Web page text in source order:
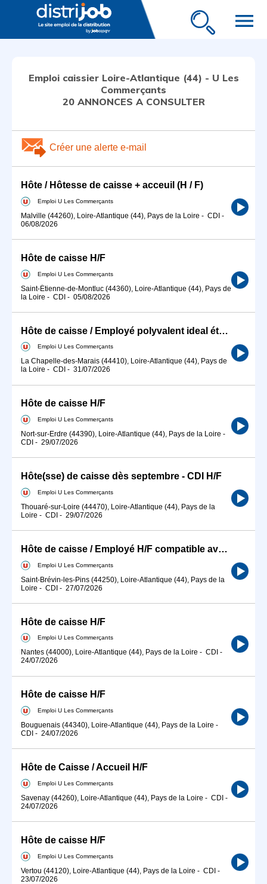
menu
Emploi caissier Loire-Atlantique (44) - U Les
Commerçants
20 ANNONCES A CONSULTER
Créer une alerte e-mail
Hôte / Hôtesse de caisse + acceuil (H / F)
Emploi U Les Commerçants
Malville (44260), Loire-Atlantique (44), Pays de la Loire - CDI -
06/08/2026
Hôte de caisse H/F
Emploi U Les Commerçants
Saint-Étienne-de-Montluc (44360), Loire-Atlantique (44), Pays de
la Loire - CDI - 05/08/2026
Hôte de caisse / Employé polyvalent ideal étudiant H/F
Emploi U Les Commerçants
La Chapelle-des-Marais (44410), Loire-Atlantique (44), Pays de
la Loire - CDI - 31/07/2026
Hôte de caisse H/F
Emploi U Les Commerçants
Nort-sur-Erdre (44390), Loire-Atlantique (44), Pays de la Loire -
CDI - 29/07/2026
Hôte(sse) de caisse dès septembre - CDI H/F
Emploi U Les Commerçants
Thouaré-sur-Loire (44470), Loire-Atlantique (44), Pays de la
Loire - CDI - 29/07/2026
Hôte de caisse / Employé H/F compatible avec horaires étudiants
Emploi U Les Commerçants
Saint-Brévin-les-Pins (44250), Loire-Atlantique (44), Pays de la
Loire - CDI - 27/07/2026
Hôte de caisse H/F
Emploi U Les Commerçants
Nantes (44000), Loire-Atlantique (44), Pays de la Loire - CDI -
24/07/2026
Hôte de caisse H/F
Emploi U Les Commerçants
Bouguenais (44340), Loire-Atlantique (44), Pays de la Loire -
CDI - 24/07/2026
Hôte de Caisse / Accueil H/F
Emploi U Les Commerçants
Savenay (44260), Loire-Atlantique (44), Pays de la Loire - CDI -
24/07/2026
Hôte de caisse H/F
Emploi U Les Commerçants
Vertou (44120), Loire-Atlantique (44), Pays de la Loire - CDI -
23/07/2026